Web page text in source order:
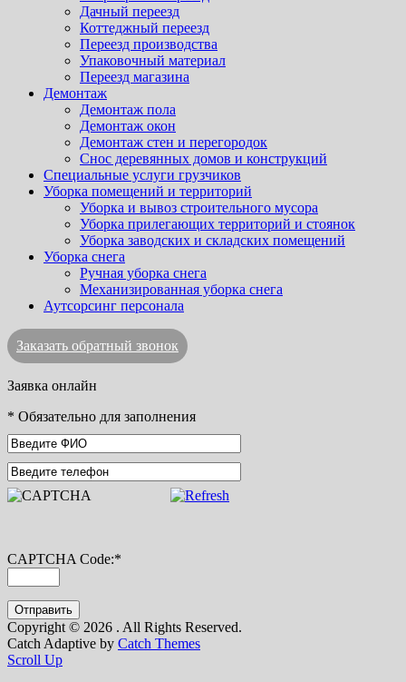
Дачный переезд
Коттеджный переезд
Переезд производства
Упаковочный материал
Переезд магазина
Демонтаж
Демонтаж пола
Демонтаж окон
Демонтаж стен и перегородок
Снос деревянных домов и конструкций
Специальные услуги грузчиков
Уборка помещений и территорий
Уборка и вывоз строительного мусора
Уборка прилегающих территорий и стоянок
Уборка заводских и складских помещений
Уборка снега
Ручная уборка снега
Механизированная уборка снега
Аутсорсинг персонала
Заказать обратный звонок
Заявка онлайн
* Обязательно для заполнения
CAPTCHA Code:*
Copyright © 2026 . All Rights Reserved.
Catch Adaptive by Catch Themes
Scroll Up